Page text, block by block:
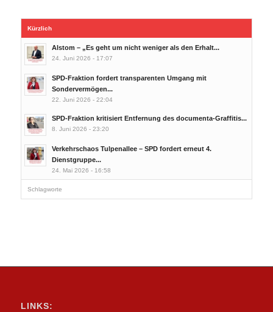
Kürzlich
Alstom – „Es geht um nicht weniger als den Erhalt...
24. Juni 2026 - 17:07
SPD-Fraktion fordert transparenten Umgang mit
Sondervermögen...
22. Juni 2026 - 22:04
SPD-Fraktion kritisiert Entfernung des documenta-Graffitis...
8. Juni 2026 - 23:20
Verkehrschaos Tulpenallee – SPD fordert erneut 4.
Dienstgruppe...
24. Mai 2026 - 16:58
Schlagworte
LINKS: